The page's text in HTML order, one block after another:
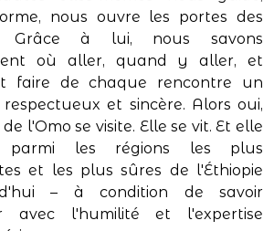
nous ouvre les portes des
Grâce à lui, nous savons
où aller, quand y aller, et
faire de chaque rencontre un
et sincère. Alors oui,
l'Omo se visite. Elle se vit. Et elle
parmi les régions les plus
et les plus sûres de l'Éthiopie
– à condition de savoir
avec l'humilité et l'expertise